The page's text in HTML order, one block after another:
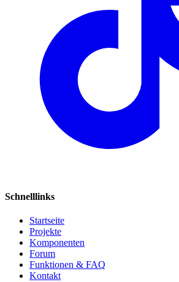
Schnelllinks
Startseite
Projekte
Komponenten
Forum
Funktionen & FAQ
Kontakt